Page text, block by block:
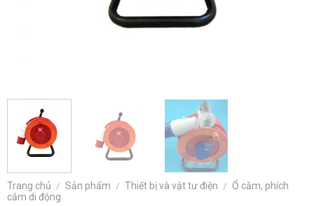
Trang chủ / Sản phẩm / Thiết bị và vật tư điện / Ổ cắm, phích
cắm di động